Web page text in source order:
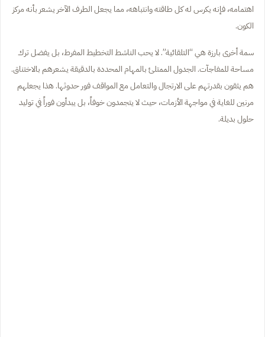
اهتمامه، فإنه يكرس له كل طاقته وانتباهه، مما يجعل الطرف الآخر يشعر بأنه مركز
الكون.
سمة أخرى بارزة هي “التلقائية”. لا يحب الناشط التخطيط المفرط، بل يفضل ترك
مساحة للمفاجآت. الجدول الممتلئ بالمهام المحددة بالدقيقة يشعرهم بالاختناق.
هم يثقون بقدرتهم على الارتجال والتعامل مع المواقف فور حدوثها. هذا يجعلهم
مرنين للغاية في مواجهة الأزمات، حيث لا يتجمدون خوفاً، بل يبدأون فوراً في توليد
حلول بديلة.